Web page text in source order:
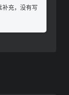
充，没有写